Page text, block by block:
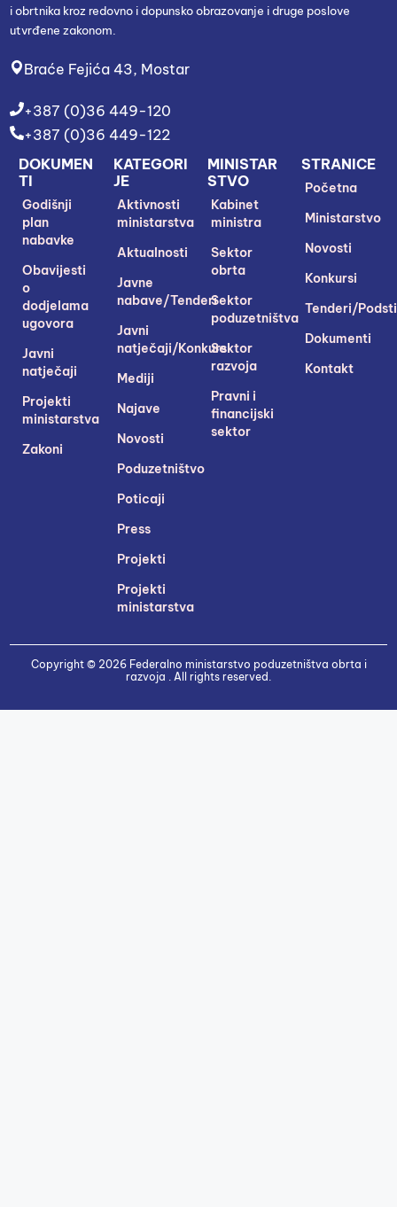
i obrtnika kroz redovno i dopunsko obrazovanje i druge poslove
utvrđene zakonom.
Braće Fejića 43, Mostar
+387 (0)36 449-120
+387 (0)36 449-122
STRANICE
Početna
Ministarstvo
Novosti
Konkursi
Tenderi/
Dokumenti
Kontakt
MINISTAR
STVO
Kabinet
ministra
Sektor
obrta
Sektor
poduzetništva
Sektor
razvoja
Pravni i
financijski
sektor
KATEGORI
JE
Aktivnosti
ministarstva
Aktualnosti
Javne
nabave/Tenderi
Javni
natječaji/Konkursi
Mediji
Najave
Novosti
Poduzetništvo
Poticaji
Press
Projekti
Projekti
ministarstva
DOKUMEN
TI
Godišnji
plan
nabavke
Obavijesti
o
dodjelama
ugovora
Javni
natječaji
Projekti
ministarstva
Zakoni
Copyright © 2026 Federalno ministarstvo poduzetništva obrta i
razvoja . All rights reserved.